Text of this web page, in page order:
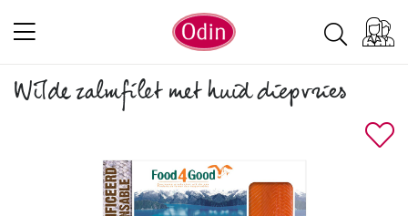
Wilde zalmfilet met huid diepvries